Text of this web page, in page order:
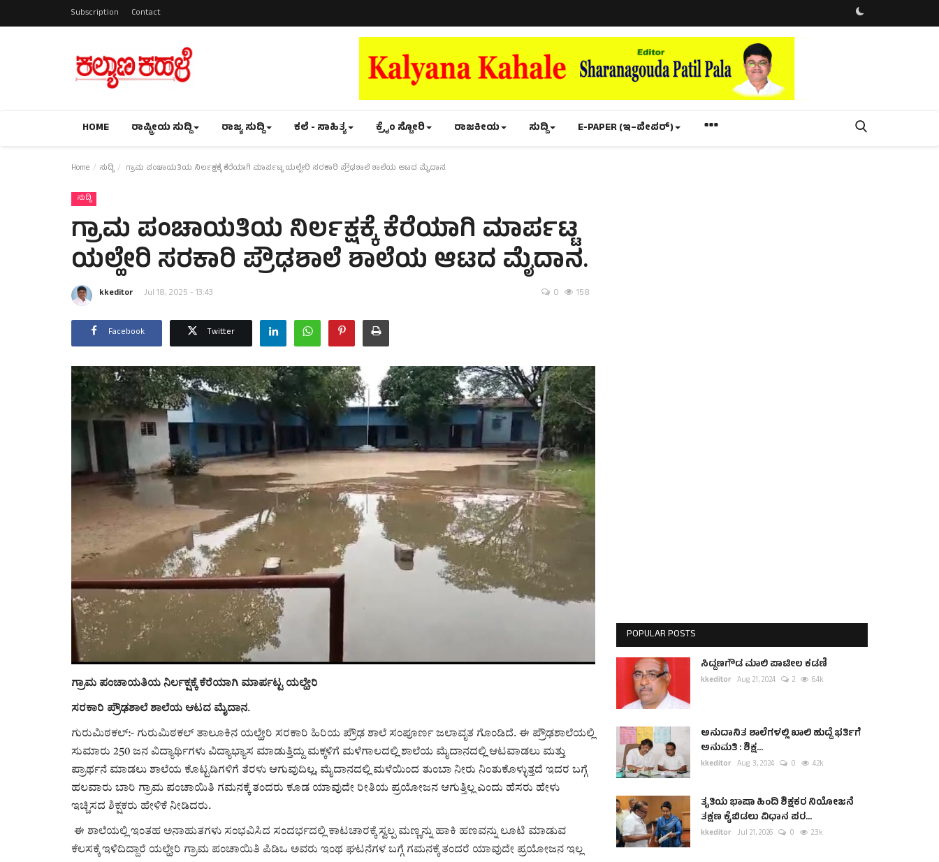
Subscription Contact
HOME ರಾಷ್ಟ್ರೀಯ ಸುದ್ದಿ ರಾಜ್ಯ ಸುದ್ದಿ ಕಲೆ - ಸಾಹಿತ್ಯ ಕ್ರೈಂ ಸ್ಟೋರಿ ರಾಜಕೀಯ ಸುದ್ದಿ E-PAPER (ಇ–ಪೇಪರ್‌)
Home ಸುದ್ದಿ ಗ್ರಾಮ ಪಂಚಾಯತಿಯ ನಿರ್ಲಕ್ಷಕ್ಕೆ ಕೆರೆಯಾಗಿ ಮಾರ್ಪಟ್ಟ ಯಲ್ಹೇರಿ ಸರಕಾರಿ ಪ್ರೌಢಶಾಲೆ ಶಾಲೆಯ ಆಟದ ಮೈದಾನ.
ಸುದ್ದಿ
ಗ್ರಾಮ ಪಂಚಾಯತಿಯ ನಿರ್ಲಕ್ಷಕ್ಕೆ ಕೆರೆಯಾಗಿ ಮಾರ್ಪಟ್ಟ
ಯಲ್ಹೇರಿ ಸರಕಾರಿ ಪ್ರೌಢಶಾಲೆ ಶಾಲೆಯ ಆಟದ ಮೈದಾನ.
kkeditor Jul 18, 2025 - 13:43 0 158
Facebook Twitter
ಗ್ರಾಮ ಪಂಚಾಯತಿಯ ನಿರ್ಲಕ್ಷಕ್ಕೆ ಕೆರೆಯಾಗಿ ಮಾರ್ಪಟ್ಟ ಯಲ್ಹೇರಿ
ಸರಕಾರಿ ಪ್ರೌಢಶಾಲೆ ಶಾಲೆಯ ಆಟದ ಮೈದಾನ.
ಗುರುಮಿಠಕಲ್:- ಗುರುಮಿಠಕಲ್ ತಾಲೂಕಿನ ಯಲ್ಹೇರಿ ಸರಕಾರಿ ಹಿರಿಯ ಪ್ರೌಢ ಶಾಲೆ ಸಂಪೂರ್ಣ ಜಲಾವೃತ ಗೊಂಡಿದೆ. ಈ ಪ್ರೌಢಶಾಲೆಯಲ್ಲಿ
ಸುಮಾರು 250 ಜನ ವಿದ್ಯಾರ್ಥಿಗಳು ವಿದ್ಯಾಭ್ಯಾಸ ಮಾಡುತ್ತಿದ್ದು ಮಕ್ಕಳಿಗೆ ಮಳೆಗಾಲದಲ್ಲಿ ಶಾಲೆಯ ಮೈದಾನದಲ್ಲಿ ಆಟವಾಡಲು ಮತ್ತು
ಪ್ರಾರ್ಥನೆ ಮಾಡಲು ಶಾಲೆಯ ಕೊಟ್ಟಡಿಗಳಿಗೆ ತೆರಳು ಆಗುವುದಿಲ್ಲ, ಮೈದಾನದಲ್ಲಿ ಮಳೆಯಿಂದ ತುಂಬಾ ನೀರು ನಿಂತುಕೊಳ್ಳುತ್ತದೆ ಇದರ ಬಗ್ಗೆ
ಹಲವಾರು ಬಾರಿ ಗ್ರಾಮ ಪಂಚಾಯಿತಿ ಗಮನಕ್ಕೆ ತಂದರು ಕೂಡ ಯಾವುದೇ ರೀತಿಯ ಪ್ರಯೋಜನ ಆಗುತ್ತಿಲ್ಲ ಎಂದು ಹೆಸರು ಹೇಳು
ಇಚ್ಚಿಸದ ಶಿಕ್ಷಕರು ಹೇಳಿಕೆ ನೀಡಿದರು.
ಈ ಶಾಲೆಯಲ್ಲಿ ಇಂತಹ ಅನಾಹುತಗಳು ಸಂಭವಿಸಿದ ಸಂದರ್ಭದಲ್ಲಿ ಕಾಟಚಾರಕ್ಕೆ ಸ್ವಲ್ಪ ಮಣ್ಣನ್ನು ಹಾಕಿ ಹಣವನ್ನು ಲೂಟಿ ಮಾಡುವ
ಕೆಲಸಕ್ಕೆ ಇಳಿದಿದ್ದಾರೆ ಯಲ್ಹೇರಿ ಗ್ರಾಮ ಪಂಚಾಯಿತಿ ಪಿಡಿಒ ಅವರು ಇಂಥ ಘಟನೆಗಳ ಬಗ್ಗೆ ಗಮನಕ್ಕೆ ತಂದರೆ ಯಾವುದೇ ಪ್ರಯೋಜನ ಇಲ್ಲ
POPULAR POSTS
ಸಿದ್ದಣಗೌಡ ಮಾಲಿ ಪಾಟೀಲ ಕಡಣಿ
kkeditor Aug 21, 2024 2 6.4k
ಅನುದಾನಿತ ಶಾಲೆಗಳಲ್ಲಿ ಖಾಲಿ ಹುದ್ದೆ ಭರ್ತಿಗೆ
ಅನುಮತಿ : ಶಿಕ್ಷ...
kkeditor Aug 3, 2024 0 4.2k
ತೃತಿಯ ಭಾಷಾ ಹಿಂದಿ ಶಿಕ್ಷಕರ ನಿಯೋಜನೆ
ತಕ್ಷಣ ಕೈಬಿಡಲು ವಿಧಾನ ಪರ...
kkeditor Jul 21, 2026 0 2.3k